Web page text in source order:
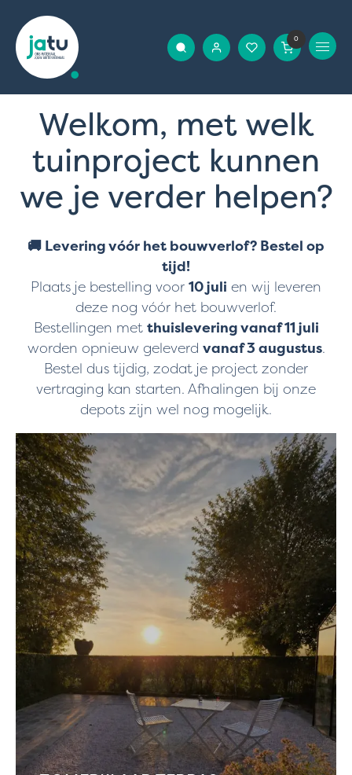
0
Welkom, met welk
tuinproject kunnen
we je verder helpen?
🚚 Levering vóór het bouwverlof? Bestel op
tijd!
Plaats je bestelling voor 10 juli en wij leveren
deze nog vóór het bouwverlof.
Bestellingen met thuislevering vanaf 11 juli
worden opnieuw geleverd vanaf 3 augustus.
Bestel dus tijdig, zodat je project zonder
vertraging kan starten. Afhalingen bij onze
depots zijn wel nog mogelijk.